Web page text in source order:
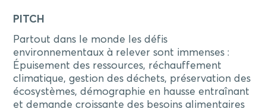
PITCH
Partout dans le monde les défis
environnementaux à relever sont immenses :
Épuisement des ressources, réchauffement
climatique, gestion des déchets, préservation des
écosystèmes, démographie en hausse entraînant
et demande croissante des besoins alimentaires